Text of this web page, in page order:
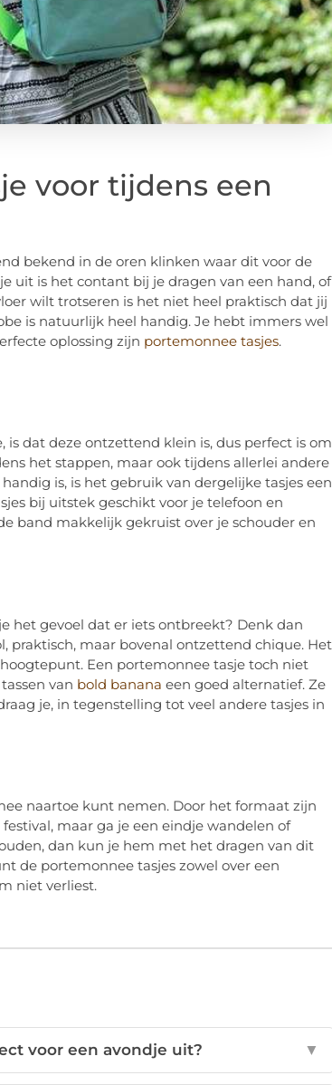
voor tijdens een
bekend in de oren klinken waar dit voor de
uit is het contant bij je dragen van een hand, of
wilt trotseren is het niet heel praktisch dat jij
is natuurlijk heel handig. Je hebt immers wel
oplossing zijn portemonnee tasjes.
dat deze ontzettend klein is, dus perfect is om
het stappen, maar ook tijdens allerlei andere
is, is het gebruik van dergelijke tasjes een
bij uitstek geschikt voor je telefoon en
band makkelijk gekruist over je schouder en
het gevoel dat er iets ontbreekt? Denk dan
praktisch, maar bovenal ontzettend chique. Het
Een portemonnee tasje toch niet
van bold banana een goed alternatief. Ze
je, in tegenstelling tot veel andere tasjes in
naartoe kunt nemen. Door het formaat zijn
maar ga je een eindje wandelen of
dan kun je hem met het dragen van dit
de portemonnee tasjes zowel over een
niet verliest.
voor een avondje uit? ▼